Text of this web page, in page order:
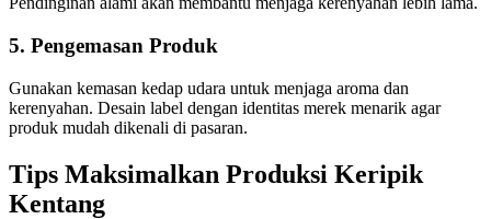
5. Pengemasan Produk
Gunakan kemasan kedap udara untuk menjaga aroma dan
kerenyahan. Desain label dengan identitas merek menarik agar
produk mudah dikenali di pasaran.
Tips Maksimalkan Produksi Keripik
Kentang